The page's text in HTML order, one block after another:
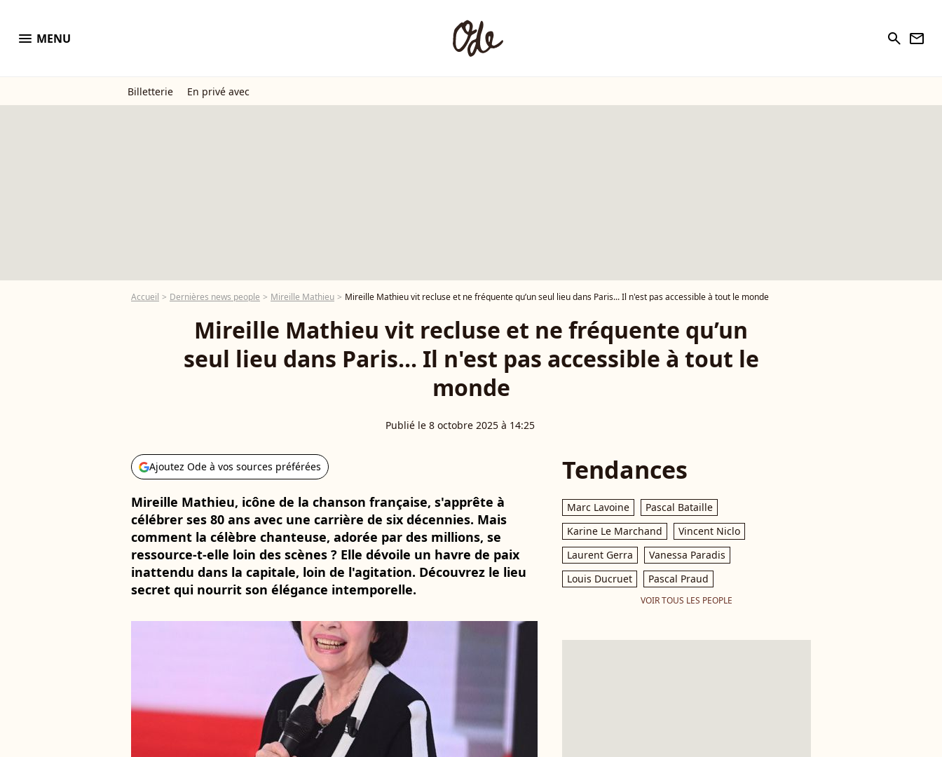
menu MENU search newsletter
Billetterie En privé avec
Accueil Dernières news people Mireille Mathieu Mireille Mathieu vit recluse et ne fréquente qu’un seul lieu dans Paris... Il n'est pas accessible à tout le monde
Mireille Mathieu vit recluse et ne fréquente qu’un
seul lieu dans Paris... Il n'est pas accessible à tout le
monde
Publié le 8 octobre 2025 à 14:25
Ajoutez Ode à vos sources préférées
Mireille Mathieu, icône de la chanson française, s'apprête à
célébrer ses 80 ans avec une carrière de six décennies. Mais
comment la célèbre chanteuse, adorée par des millions, se
ressource-t-elle loin des scènes ? Elle dévoile un havre de paix
inattendu dans la capitale, loin de l'agitation. Découvrez le lieu
secret qui nourrit son élégance intemporelle.
Tendances
Marc Lavoine
Pascal Bataille
Karine Le Marchand
Vincent Niclo
Laurent Gerra
Vanessa Paradis
Louis Ducruet
Pascal Praud
VOIR TOUS LES PEOPLE